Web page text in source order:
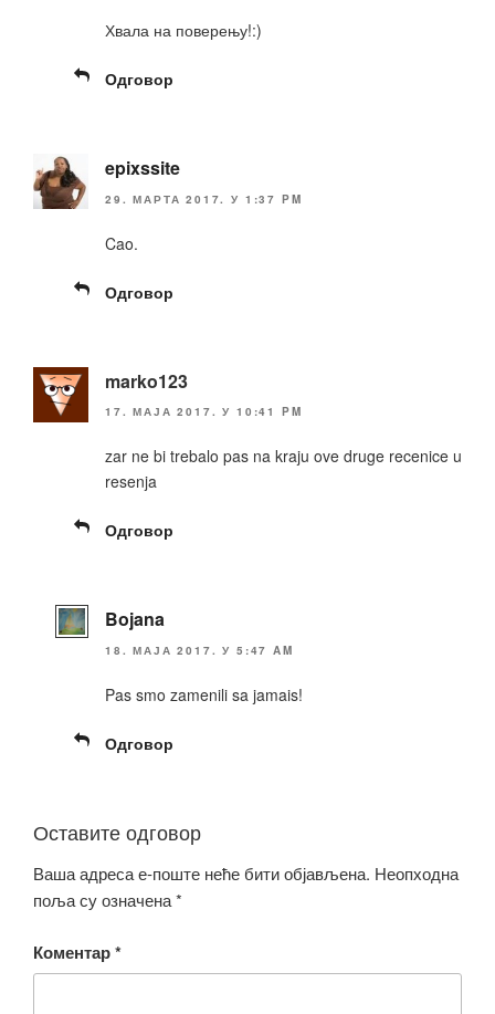
Хвала на поверењу!:)
Одговор
epixssite
29. МАРТА 2017. У 1:37 PM
Cao.
Одговор
marko123
17. МАЈА 2017. У 10:41 PM
zar ne bi trebalo pas na kraju ove druge recenice u
resenja
Одговор
Bojana
18. МАЈА 2017. У 5:47 AM
Pas smo zamenili sa jamais!
Одговор
Оставите одговор
Ваша адреса е-поште неће бити објављена. Неопходна
поља су означена*
Коментар*